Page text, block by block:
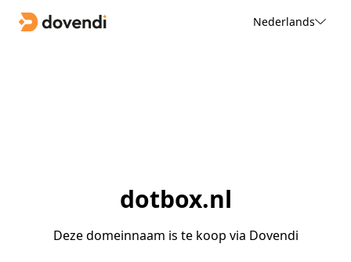
Nederlands
dotbox.nl
Deze domeinnaam is te koop via Dovendi